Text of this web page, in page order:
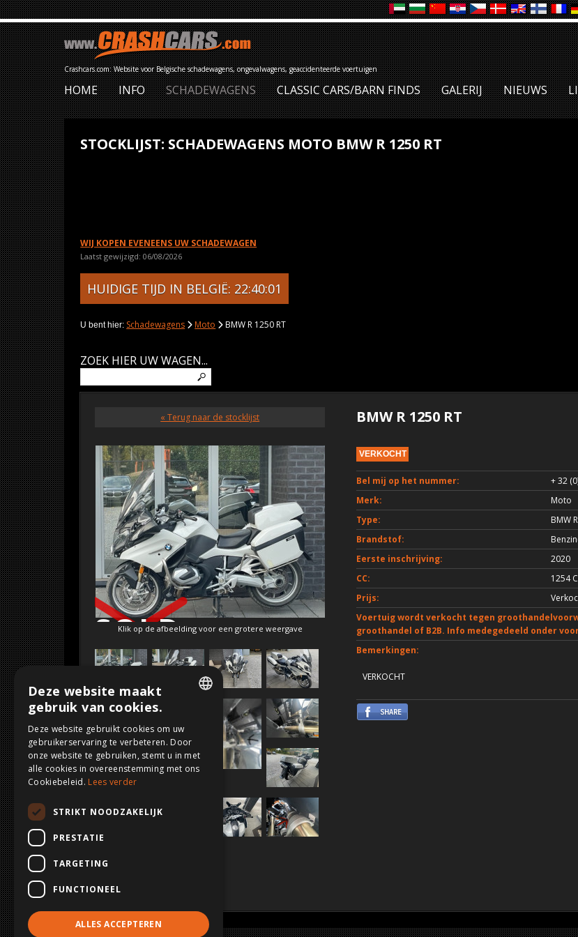
Crashcars.com: Website voor Belgische schadewagens, ongevalwagens, geaccidenteerde voertuigen
HOME INFO SCHADEWAGENS CLASSIC CARS/BARN FINDS GALERIJ NIEUWS
STOCKLIJST: SCHADEWAGENS MOTO BMW R 1250 RT
WIJ KOPEN EVENEENS UW SCHADEWAGEN
Laatst gewijzigd: 06/08/2026
HUIDIGE TIJD IN BELGIË: 22:40:01
U bent hier: Schadewagens Moto BMW R 1250 RT
ZOEK HIER UW WAGEN...
BMW R 1250 RT
VERKOCHT
Bel mij op het nummer:
+ 32
Merk:
Moto
Type:
BMW
Brandstof:
Eerste inschrijving:
2020
CC:
1254
Prijs:
Voertuig wordt verkocht tegen
groothandel of B2B. Info medegedeeld onder
Bemerkingen:
VERKOCHT
« Terug naar de stocklijst
SOLD
Klik op de afbeelding voor een grotere weergave
FRENCH
ENGLISH
Deze website maakt
gebruik van cookies.
Deze website gebruikt cookies om uw
gebruikerservaring te verbeteren. Door
onze website te gebruiken, stemt u in met
alle cookies in overeenstemming met ons
Cookiebeleid. Lees verder
STRIKT NOODZAKELIJK
PRESTATIE
TARGETING
FUNCTIONEEL
ALLES ACCEPTEREN